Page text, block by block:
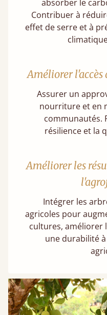
absorber le
Contribuer à
effet de serre et à
Améliorer l'accès
Assurer un
nourriture et en
communautés.
résilience et la
Améliorer les
Intégrer les
agricoles pour
cultures, améliorer
une durabilité